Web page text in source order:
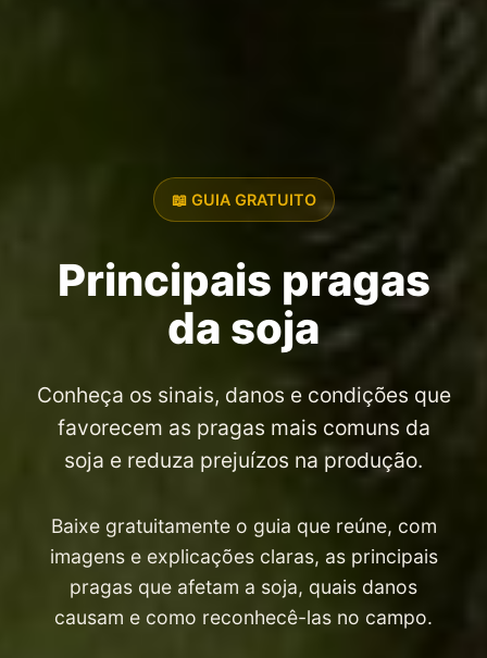
📖 GUIA GRATUITO
Principais pragas
da soja
Conheça os sinais, danos e condições que
favorecem as pragas mais comuns da
soja e reduza prejuízos na produção.
Baixe gratuitamente o guia que reúne, com
imagens e explicações claras, as principais
pragas que afetam a soja, quais danos
causam e como reconhecê-las no campo.